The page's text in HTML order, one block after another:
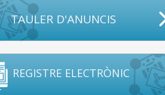
TAULER D'ANUNCIS
REGISTRE ELECTRÒNIC